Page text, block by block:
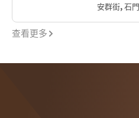
查看更多
安群街, 石